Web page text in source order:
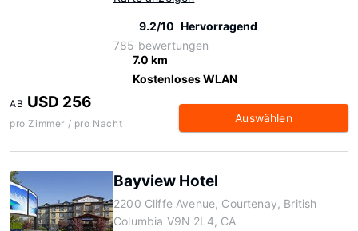
9.2/10 Hervorragend
785 bewertungen
7.0 km
Kostenloses WLAN
AB USD 256
pro Zimmer / pro Nacht Auswählen
Bayview Hotel
2200 Cliffe Avenue, Courtenay, British
Columbia V9N 2L4, CA